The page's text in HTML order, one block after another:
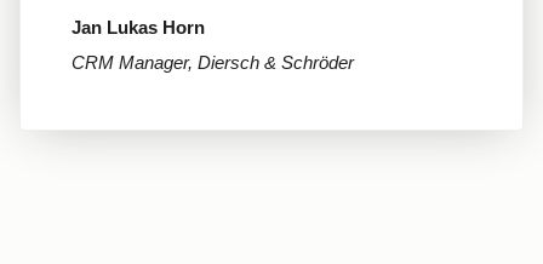
Jan Lukas Horn
CRM Manager, Diersch & Schröder